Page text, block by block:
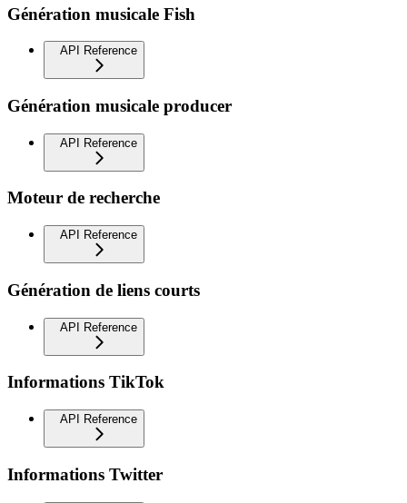
Génération musicale Fish
API Reference
Génération musicale producer
API Reference
Moteur de recherche
API Reference
Génération de liens courts
API Reference
Informations TikTok
API Reference
Informations Twitter